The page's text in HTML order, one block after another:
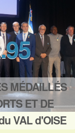
MÉDAILLÉS
ET DE
VAL d'OISE